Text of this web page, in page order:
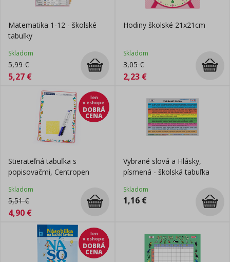
Matematika 1-12 - školské
tabuľky
Skladom
5,99€
5,27 €
Hodiny školské 21x21cm
Skladom
3,05€
2,23 €
len
v eshope:
DOBRÁ
CENA
Stierateľná tabuľka s
popisovačmi, Centropen
Skladom
5,51€
4,90 €
Vybrané slová a Hlásky,
písmená - školská tabuľka
Skladom
1,16 €
len
v eshope:
DOBRÁ
CENA